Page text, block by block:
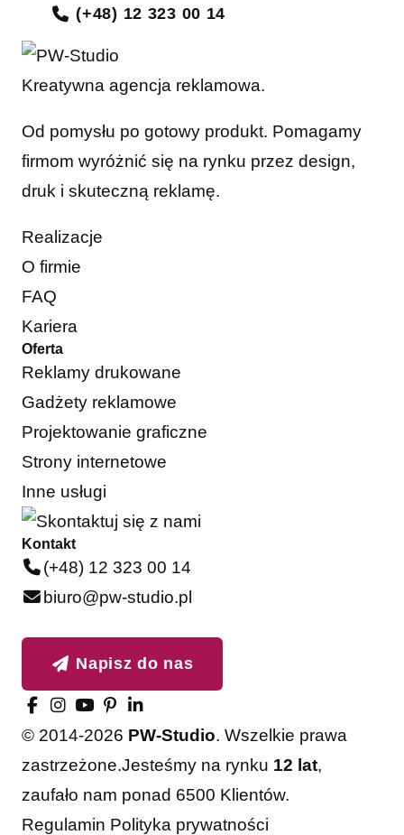
(+48) 12 323 00 14
Kreatywna agencja reklamowa.
Od pomysłu po gotowy produkt. Pomagamy
firmom wyróżnić się na rynku przez design,
druk i skuteczną reklamę.
Realizacje
O firmie
FAQ
Kariera
Oferta
Reklamy drukowane
Gadżety reklamowe
Projektowanie graficzne
Strony internetowe
Inne usługi
Kontakt
(+48) 12 323 00 14
biuro@pw-studio.pl
Napisz do nas
© 2014-2026 PW-Studio. Wszelkie prawa
zastrzeżone.Jesteśmy na rynku 12 lat,
zaufało nam ponad 6500 Klientów.
Regulamin Polityka prywatności